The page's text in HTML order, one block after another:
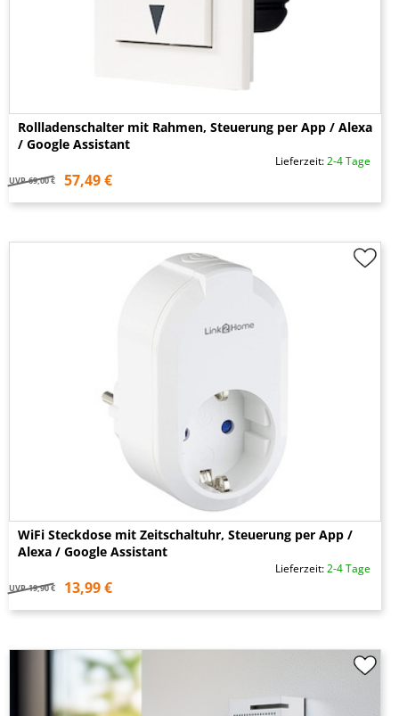
Rollladenschalter mit Rahmen, Steuerung per App / Alexa
/ Google Assistant
Lieferzeit:2-4 Tage
UVP 69,00 € 57,49 €
WiFi Steckdose mit Zeitschaltuhr, Steuerung per App /
Alexa / Google Assistant
Lieferzeit:2-4 Tage
UVP 19,90 € 13,99 €